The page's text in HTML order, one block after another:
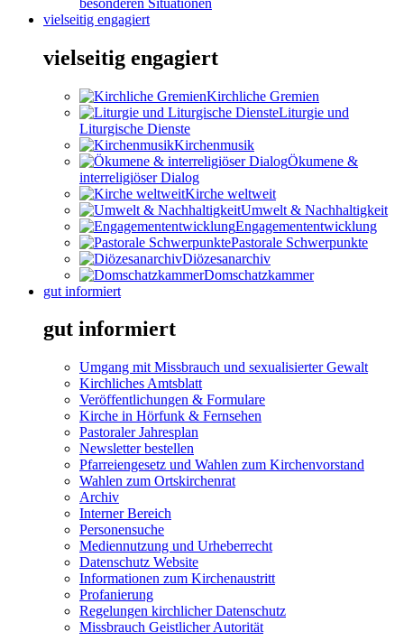
vielseitig engagiert
vielseitig engagiert
Kirchliche Gremien
Liturgie und
Liturgische Dienste
Kirchenmusik
Ökumene &
interreligiöser Dialog
Kirche weltweit
Umwelt & Nachhaltigkeit
Engagemententwicklung
Pastorale Schwerpunkte
Diözesanarchiv
Domschatzkammer
gut informiert
gut informiert
Umgang mit Missbrauch und sexualisierter Gewalt
Kirchliches Amtsblatt
Veröffentlichungen & Formulare
Kirche in Hörfunk & Fernsehen
Pastoraler Jahresplan
Newsletter bestellen
Pfarreiengesetz und Wahlen zum Kirchenvorstand
Wahlen zum Ortskirchenrat
Archiv
Interner Bereich
Personensuche
Mediennutzung und Urheberrecht
Datenschutz Website
Informationen zum Kirchenaustritt
Profanierung
Regelungen kirchlicher Datenschutz
Missbrauch Geistlicher Autorität